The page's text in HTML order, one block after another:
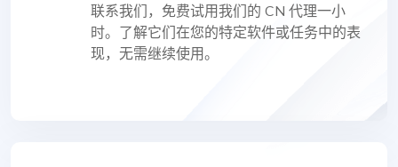
联系我们，免费试用我们的 CN 代理一小
时。了解它们在您的特定软件或任务中的表
现，无需继续使用。